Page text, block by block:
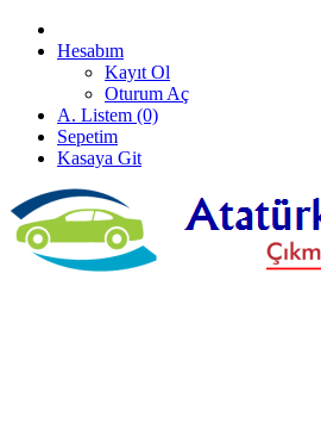
Hesabım
Kayıt Ol
Oturum Aç
A. Listem (0)
Sepetim
Kasaya Git